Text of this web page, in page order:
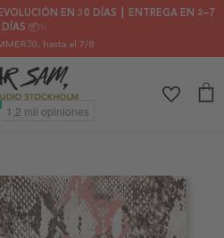
EN 30 DÍAS ┃ ENTREGA EN 2–7
DÍAS 📦✨
, hasta el 7/8